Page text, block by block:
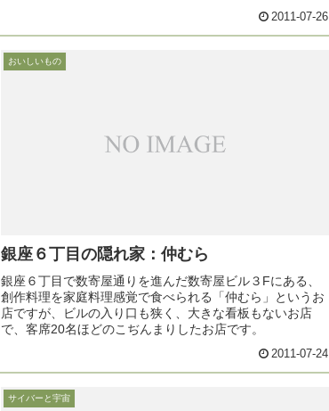
2011-07-26
おいしいもの
銀座６丁目の隠れ家：仲むら
銀座６丁目で数寄屋通りを進んだ数寄屋ビル３Fにある、
創作料理を家庭料理感覚で食べられる「仲むら」というお
店ですが、ビルの入り口も狭く、大きな看板もないお店
で、客席20名ほどのこぢんまりしたお店です。
2011-07-24
サイバーと宇宙